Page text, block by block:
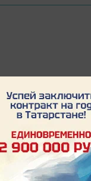
идарәсе,
районы
улы